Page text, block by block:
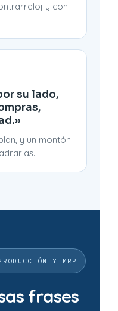
y con
su lado,
y un montón
Y MRP
frases